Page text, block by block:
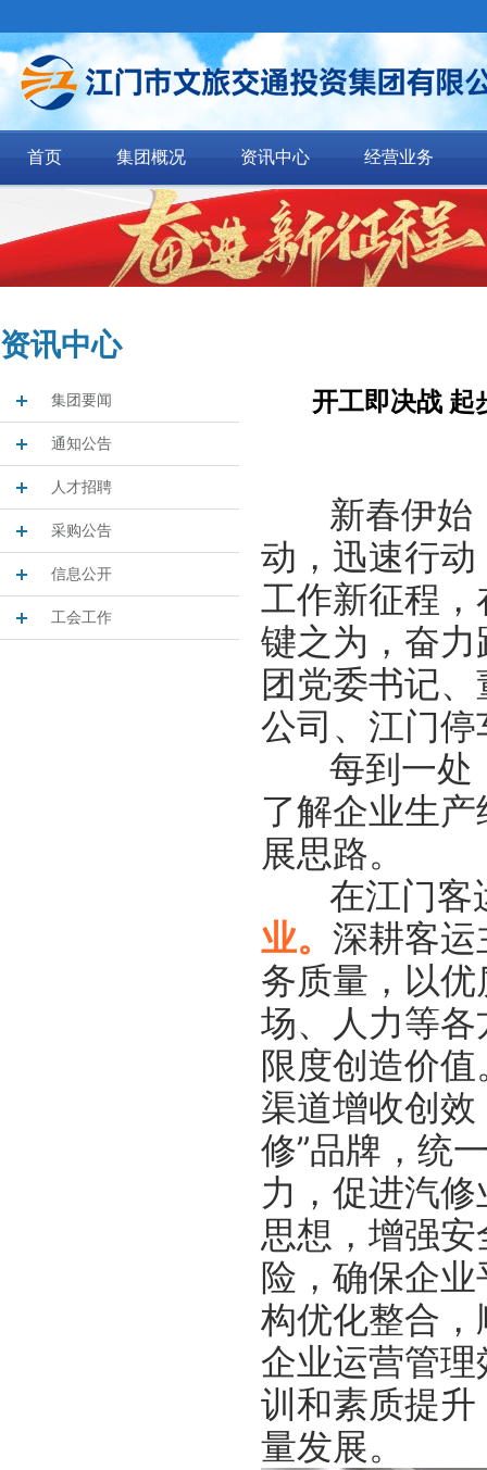
首页 集团概况 资讯中心 经营业务
资讯中心
集团要闻
通知公告
人才招聘
采购公告
信息公开
工会工作
开工即决战
新春伊始，
动，迅速行
工作新征程，
键之为，奋
团党委书记
公司、江门
每到一处，
了解企业生
展思路。
在江门客
业。 深耕客
务质量，以
场、人力等
限度创造价值
渠道增收创
修”品牌，统
力，促进汽
思想， 增强安
险，确保企
构优化整合
企业运营管理
训和素质提升
量发展。